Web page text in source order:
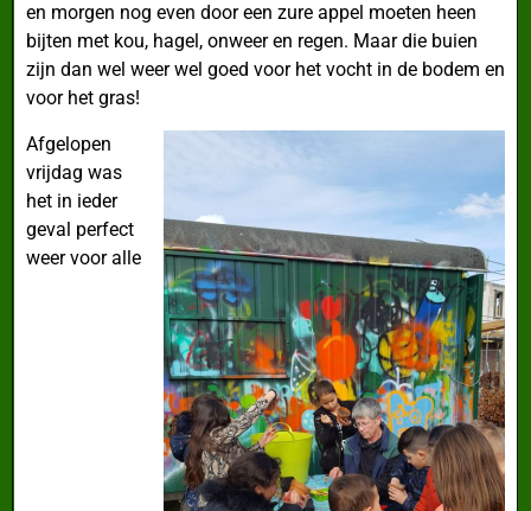
en morgen nog even door een zure appel moeten heen
bijten met kou, hagel, onweer en regen. Maar die buien
zijn dan wel weer wel goed voor het vocht in de bodem en
voor het gras!
Afgelopen
vrijdag was
het in ieder
geval perfect
weer voor alle